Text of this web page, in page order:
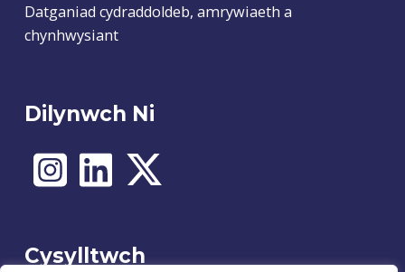
Datganiad cydraddoldeb, amrywiaeth a
chynhwysiant
Dilynwch Ni
Cysylltwch